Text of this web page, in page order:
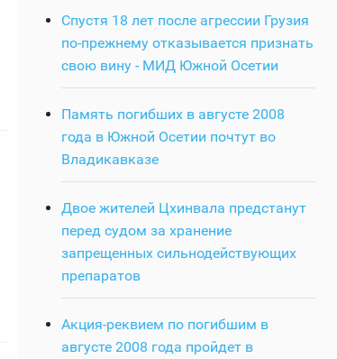
Спустя 18 лет после агрессии Грузия
по-прежнему отказывается признать
свою вину - МИД Южной Осетии
Память погибших в августе 2008
года в Южной Осетии почтут во
Владикавказе
Двое жителей Цхинвала предстанут
перед судом за хранение
запрещенных сильнодействующих
препаратов
Акция-реквием по погибшим в
августе 2008 года пройдет в